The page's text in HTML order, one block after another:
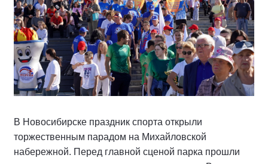
В Новосибирске праздник спорта открыли
торжественным парадом на Михайловской
набережной. Перед главной сценой парка прошли